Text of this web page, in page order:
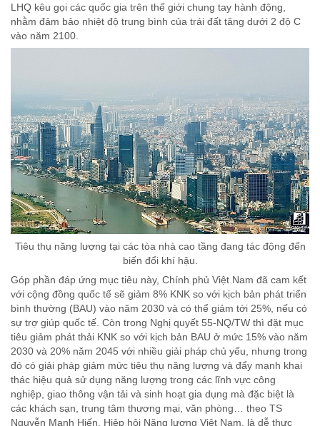
LHQ kêu gọi các quốc gia trên thế giới chung tay hành động,
nhằm đảm bảo nhiệt độ trung bình của trái đất tăng dưới 2 độ C
vào năm 2100.
Tiêu thụ năng lượng tại các tòa nhà cao tầng đang tác động đến
biến đổi khí hậu.
Góp phần đáp ứng mục tiêu này, Chính phủ Việt Nam đã cam kết
với cộng đồng quốc tế sẽ giảm 8% KNK so với kịch bản phát triển
bình thường (BAU) vào năm 2030 và có thể giảm tới 25%, nếu có
sự trợ giúp quốc tế. Còn trong Nghị quyết 55-NQ/TW thì đặt mục
tiêu giảm phát thải KNK so với kịch bản BAU ở mức 15% vào năm
2030 và 20% năm 2045 với nhiều giải pháp chủ yếu, nhưng trong
đó có giải pháp giảm mức tiêu thụ năng lượng và đẩy mạnh khai
thác hiệu quả sử dụng năng lượng trong các lĩnh vực công
nghiệp, giao thông vận tải và sinh hoạt gia dụng mà đặc biệt là
các khách sạn, trung tâm thương mại, văn phòng… theo TS
Nguyễn Mạnh Hiến, Hiệp hội Năng lượng Việt Nam, là dễ thực